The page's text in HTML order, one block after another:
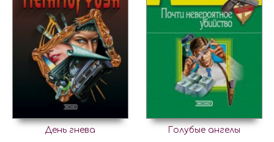
День гнева Голубые ангелы